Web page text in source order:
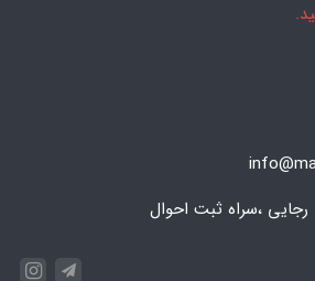
رجایی ،سراه ثبت احوال